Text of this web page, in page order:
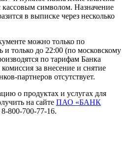
кассовым символом. Назначение
в выписке через несколько
можно только по
и только до 22:00 (по московскому
по тарифам Банка
за внесение и снятие
партнеров отсутствует.
о продуктах и услугах для
на сайте ПАО «БАНК
800-700-77-16.